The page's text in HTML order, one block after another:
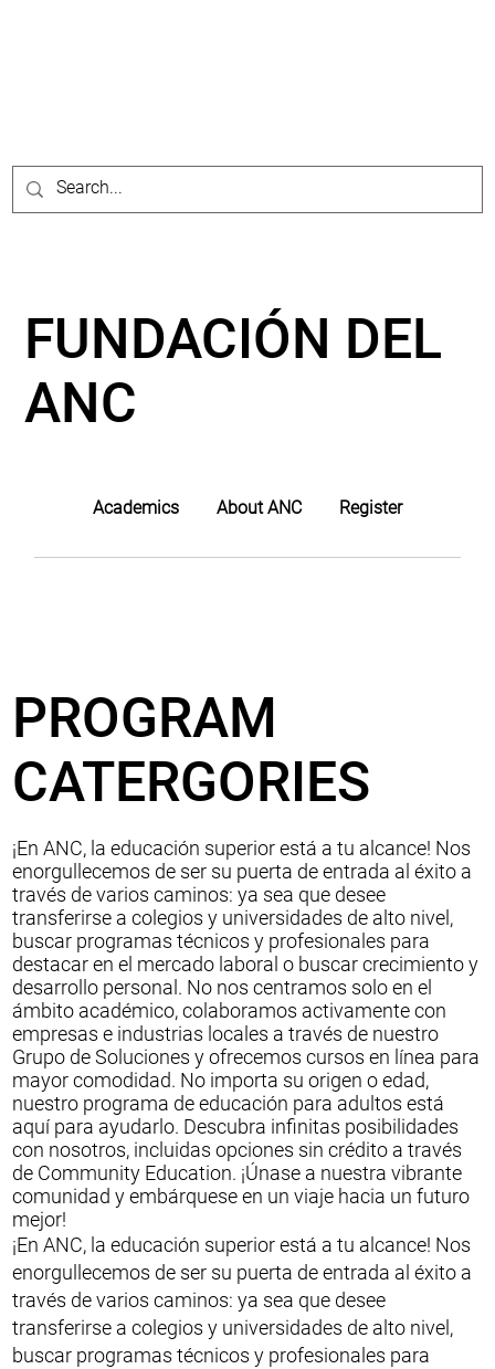
FUNDACIÓN DEL
ANC
Academics About ANC Register
PROGRAM
CATERGORIES
¡En ANC, la educación superior está a tu alcance! Nos
enorgullecemos de ser su puerta de entrada al éxito a
través de varios caminos: ya sea que desee
transferirse a colegios y universidades de alto nivel,
buscar programas técnicos y profesionales para
destacar en el mercado laboral o buscar crecimiento y
desarrollo personal. No nos centramos solo en el
ámbito académico, colaboramos activamente con
empresas e industrias locales a través de nuestro
Grupo de Soluciones y ofrecemos cursos en línea para
mayor comodidad. No importa su origen o edad,
nuestro programa de educación para adultos está
aquí para ayudarlo. Descubra infinitas posibilidades
con nosotros, incluidas opciones sin crédito a través
de Community Education. ¡Únase a nuestra vibrante
comunidad y embárquese en un viaje hacia un futuro
mejor!
¡En ANC, la educación superior está a tu alcance! Nos
enorgullecemos de ser su puerta de entrada al éxito a
través de varios caminos: ya sea que desee
transferirse a colegios y universidades de alto nivel,
buscar programas técnicos y profesionales para